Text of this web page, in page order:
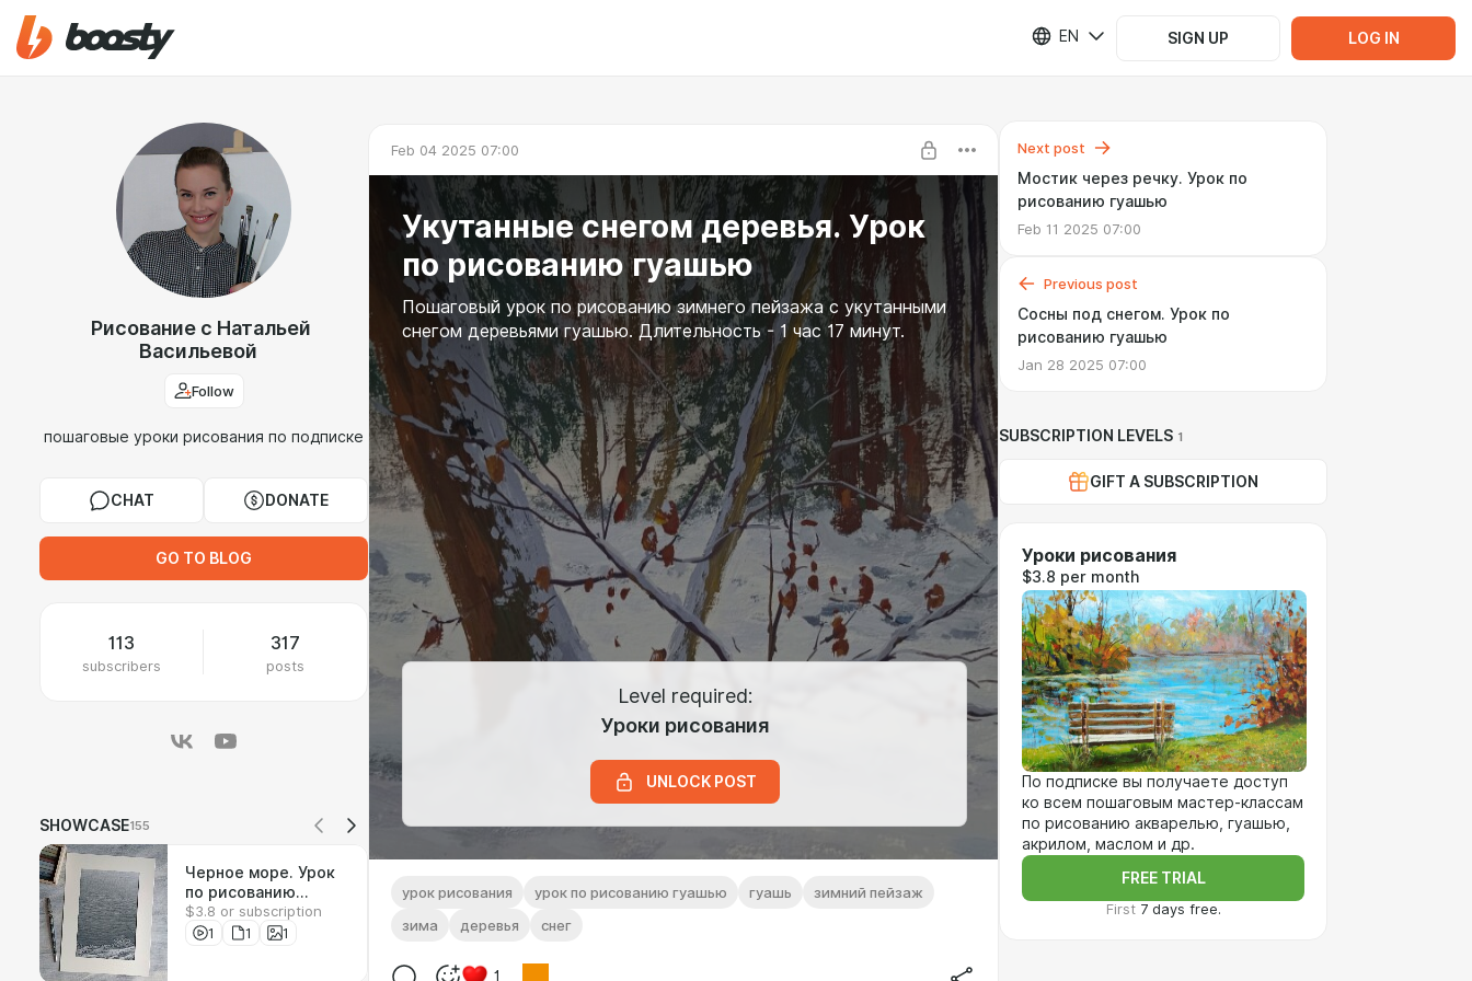
EN SIGN UP LOG IN
Рисование с Натальей
Васильевой
Follow
пошаговые уроки рисования по подписке
CHAT DONATE
GO TO BLOG
113
subscribers
317
posts
SHOWCASE155
Черное море. Урок
по рисованию
соусом
$3.8 or subscription
1
1 1
Feb 04 2025 07:00
Укутанные снегом деревья. Урок
по рисованию гуашью
Пошаговый урок по рисованию зимнего пейзажа с укутанными
снегом деревьями гуашью. Длительность - 1 час 17 минут.
Level required:
Уроки рисования
UNLOCK POST
урок рисования урок по рисованию гуашью гуашь
зимний пейзаж
зима
деревья снег
1
Next post
Мостик через речку. Урок по
рисованию гуашью
Feb 11 2025 07:00
Previous post
Сосны под снегом. Урок по
рисованию гуашью
Jan 28 2025 07:00
SUBSCRIPTION LEVELS 1
GIFT A SUBSCRIPTION
Уроки рисования
$3.8 per month
По подписке вы получаете доступ
ко всем пошаговым мастер-классам
по рисованию акварелью, гуашью,
акрилом, маслом и др.
FREE TRIAL
First 7 days free.